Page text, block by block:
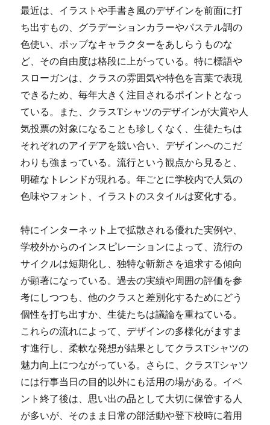
最近は、イラストや手書き風のデザインを前面に打
ち出すもの、グラデーションカラーやパステル調の
色使い、ポップなキャラクターをあしらうものな
ど、その自由度は格段に上がっている。特に標語や
スローガンは、クラスの雰囲気や特色を言葉で表現
できるため、毎年大きく注目されるポイントとなっ
ている。また、クラスTシャツのデザインが大賞や人
気投票の対象になることも珍しくなく、生徒たちは
それぞれのアイデアを競い合い、デザインへのこだ
わりも強まっている。流行という観点から見ると、
明確なトレンドが現れる。年ごとに学校内で人気の
色味やフォント、イラストのスタイルは変化する。
特にインターネット上で拡散される優れた実例や、
学校外からのインスピレーションによって、流行の
サイクルは短期化し、独特な斬新さを追求する傾向
が顕著になっている。過去の実績や周囲の評価を参
考にしつつも、他のクラスと差別化するためにどう
個性を打ち出すか、生徒たちは議論を重ねている。
これらの流れによって、デザインの多様化がますま
す進行し、柔軟な発想が結果としてクラスTシャツの
魅力向上につながっている。さらに、クラスTシャツ
には行事当日の目的以外にも活用の場がある。イベ
ント終了後は、思い出の品として大切に保管する人
が多いが、そのまま日常の部活動や登下校時に着用